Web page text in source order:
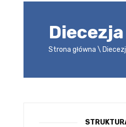
Diecezja
Strona główna